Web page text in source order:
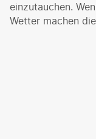
einzutauchen.
Wetter machen